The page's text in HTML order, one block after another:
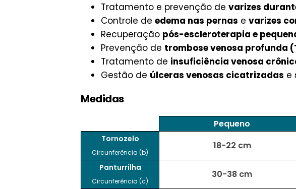
Tratamento e prevenção de varizes
Controle de edema nas pernas e varizes
Recuperação pós-escleroterapia e
Prevenção de trombose venosa profunda
Tratamento de insuficiência venosa
Gestão de úlceras venosas cicatrizadas e
Medidas
Pequeno
Tornozelo
Circunferência (b)
18-22 cm
Panturrilha
Circunferência (c)
30-38 cm